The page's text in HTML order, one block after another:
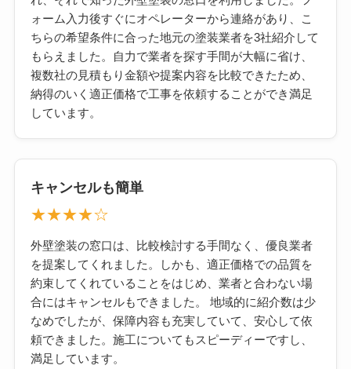
ォーム入力後すぐにオペレーターから連絡があり、こ
ちらの希望条件に合った地元の塗装業者を3社紹介して
もらえました。自力で業者を探す手間が大幅に省け、
複数社の見積もり金額や提案内容を比較できたため、
納得のいく適正価格で工事を依頼することができ満足
しています。
キャンセルも簡単
★★★★☆
外壁塗装の窓口は、比較検討する手間なく、優良業者
を提案してくれました。しかも、適正価格での品質を
約束してくれていることをはじめ、業者と合わない場
合にはキャンセルもできました。 地域的に紹介数は少
なめでしたが、保障内容も充実していて、安心して依
頼できました。施工についてもスピーディーですし、
満足しています。